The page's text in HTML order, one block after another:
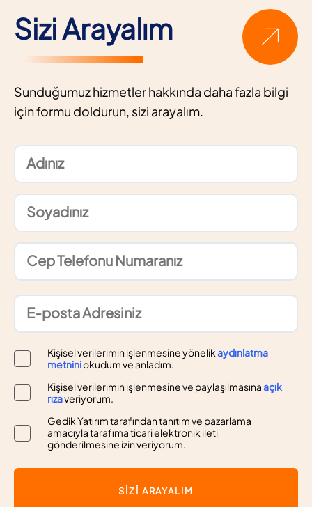
Sizi Arayalım
Sunduğumuz hizmetler hakkında daha fazla bilgi
için formu doldurun, sizi arayalım.
Kişisel verilerimin işlenmesine yönelikaydınlatma
metniniokudum ve anladım.
Kişisel verilerimin işlenmesine ve paylaşılmasınaaçık
rızaveriyorum.
Gedik Yatırım tarafından tanıtım ve pazarlama
amacıyla tarafıma ticari elektronik ileti
gönderilmesine izin veriyorum.
SİZİ ARAYALIM